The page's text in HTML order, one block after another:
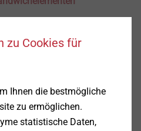
zu Cookies für
Ihnen die bestmögliche
zu ermöglichen.
statistische Daten,